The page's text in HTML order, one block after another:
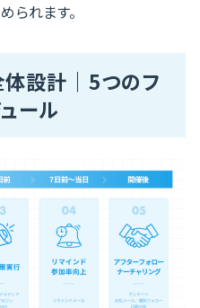
られます。
設計｜5つのフ
ール